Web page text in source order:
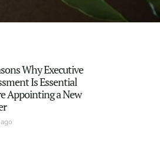
Why Executive
Is Essential
Appointing a New